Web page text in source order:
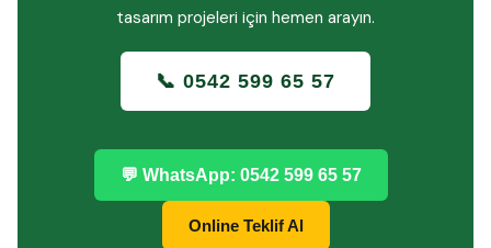
tasarım projeleri için hemen arayın.
📞 0542 599 65 57
💬 WhatsApp: 0542 599 65 57
Online Teklif Al